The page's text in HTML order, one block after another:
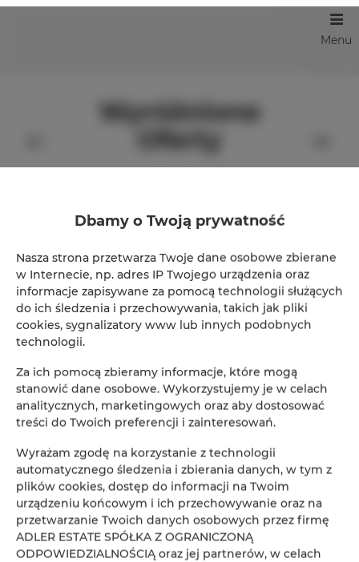
Menu
Wyróżnione
Oferty
ADLER Apartments nr 201
2
Od 147,00 zł
Dbamy o Twoją prywatność
Nasza strona przetwarza Twoje dane osobowe zbierane
w Internecie, np. adres IP Twojego urządzenia oraz
informacje zapisywane za pomocą technologii służących
do ich śledzenia i przechowywania, takich jak pliki
cookies, sygnalizatory www lub innych podobnych
technologii.
Za ich pomocą zbieramy informacje, które mogą
stanowić dane osobowe. Wykorzystujemy je w celach
analitycznych, marketingowych oraz aby dostosować
treści do Twoich preferencji i zainteresowań.
Wyrażam zgodę na korzystanie z technologii
automatycznego śledzenia i zbierania danych, w tym z
plików cookies, dostęp do informacji na Twoim
urządzeniu końcowym i ich przechowywanie oraz na
przetwarzanie Twoich danych osobowych przez firmę
ADLER ESTATE SPÓŁKA Z OGRANICZONĄ
ODPOWIEDZIALNOŚCIĄ oraz jej partnerów, w celach